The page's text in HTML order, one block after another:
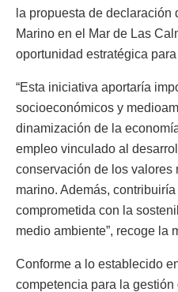
la propuesta de declaración
Marino en el Mar de Las
oportunidad estratégica
“Esta iniciativa aportaría
socioeconómicos y
dinamización de la
empleo vinculado al
conservación de los valores
marino. Además,
comprometida con la
medio ambiente”, recoge la
Conforme a lo establecido
competencia para la